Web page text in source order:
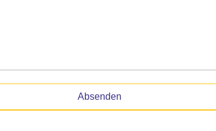
Absenden